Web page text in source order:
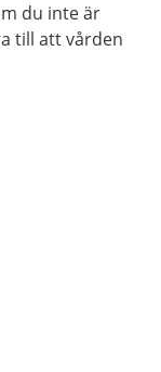
du inte är
till att vården